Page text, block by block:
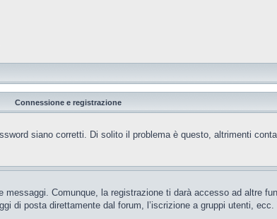
Connessione e registrazione
siano corretti. Di solito il problema è questo, altrimenti
Comunque, la registrazione ti darà accesso ad altre
di posta direttamente dal forum, l’iscrizione a gruppi utenti,